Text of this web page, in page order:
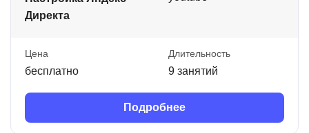
Директа
Цена
бесплатно
Длительность
9 занятий
Подробнее